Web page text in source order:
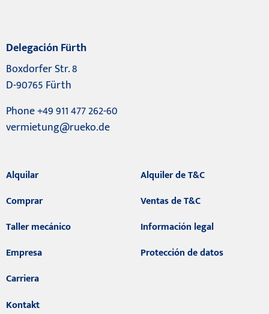
Delegación Fürth
Boxdorfer Str. 8
D-90765 Fürth
Phone +49 911 477 262-60
vermietung@rueko.de
Alquilar
Comprar
Taller mecánico
Empresa
Carriera
Kontakt
Alquiler de T&C
Ventas de T&C
Información legal
Protección de datos